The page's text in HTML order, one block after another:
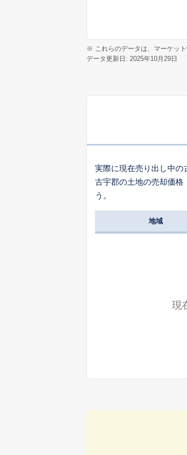
※ これらのデータは、マーケッ
データ更新日: 2025年10月29日
実際に現在売り出し中の
古宇郡の土地の売却価格
う。
地域
現